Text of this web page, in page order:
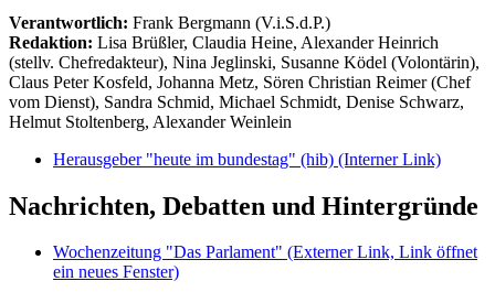
Verantwortlich: Frank Bergmann (V.i.S.d.P.)
Redaktion: Lisa Brüßler, Claudia Heine, Alexander Heinrich
(stellv. Chefredakteur), Nina Jeglinski, Susanne Ködel (Volontärin),
Claus Peter Kosfeld, Johanna Metz, Sören Christian Reimer (Chef
vom Dienst), Sandra Schmid, Michael Schmidt, Denise Schwarz,
Helmut Stoltenberg, Alexander Weinlein
Herausgeber "heute im bundestag" (hib) (Interner Link)
Nachrichten, Debatten und Hintergründe
Wochenzeitung "Das Parlament" (Externer Link, Link öffnet
ein neues Fenster)